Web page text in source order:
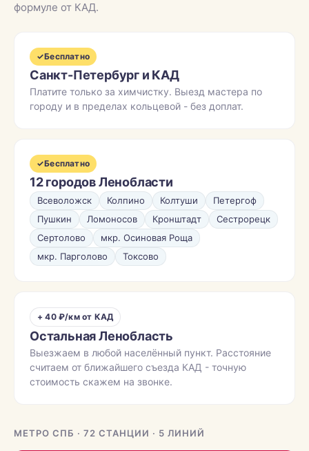
формуле от КАД.
✓Бесплатно
Санкт-Петербург и КАД
Платите только за химчистку. Выезд мастера по
городу и в пределах кольцевой - без доплат.
✓Бесплатно
12 городов Ленобласти
Всеволожск Колпино Колтуши
Петергоф
Пушкин
Ломоносов Кронштадт
Сестрорецк
Сертолово
мкр. Осиновая Роща
мкр. Парголово
Токсово
+ 40 ₽/км от КАД
Остальная Ленобласть
Выезжаем в любой населённый пункт. Расстояние
считаем от ближайшего съезда КАД - точную
стоимость скажем на звонке.
МЕТРО СПБ · 72 СТАНЦИИ · 5 ЛИНИЙ